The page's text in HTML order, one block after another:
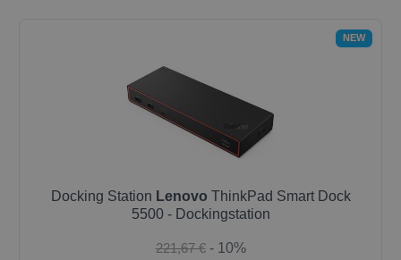
NEW
Docking Station Lenovo ThinkPad Smart Dock
5500 - Dockingstation
221,67 € - 10%